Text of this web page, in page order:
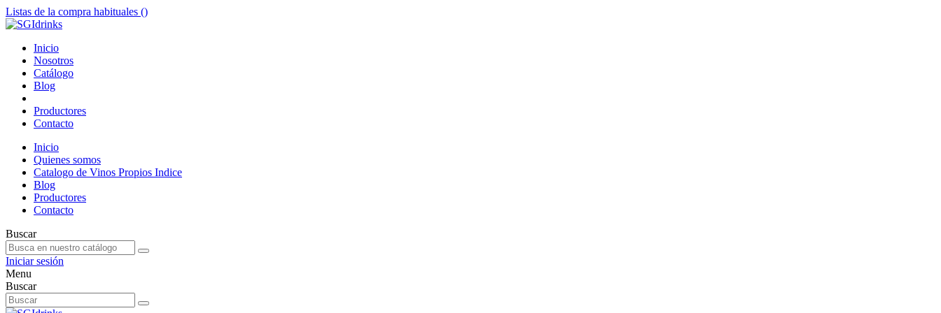
Listas de la compra habituales ()
Inicio
Nosotros
Catálogo
Blog
Productores
Contacto
Inicio
Quienes somos
Catalogo de Vinos Propios Indice
Blog
Productores
Contacto
Buscar
Iniciar sesión
Menu
Buscar